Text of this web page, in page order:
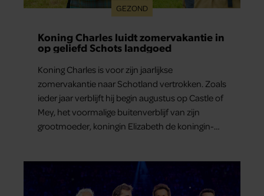
GEZOND
Koning Charles luidt zomervakantie in
op geliefd Schots landgoed
Koning Charles is voor zijn jaarlijkse
zomervakantie naar Schotland vertrokken. Zoals
ieder jaar verblijft hij begin augustus op Castle of
Mey, het voormalige buitenverblijf van zijn
grootmoeder, koningin Elizabeth de koningin-